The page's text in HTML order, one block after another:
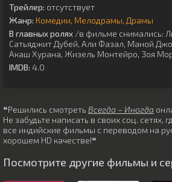
Трейлер: отсутствует
Жанр: Комедии Мелодрамы Драмы
В главных ролях /в фильме снимались:
Сатьяджит Дубей, Али Фазал, Маной
Акаш Хурана, Жизель Монтейро, Зоя
IMDB: 4.0
❝Решились смотреть Всегда – Иногда
Не забудьте написать в своих соц. сетях,
все индийские фильмы с переводом на
хорошем HD качестве!❝
Посмотрите другие фильмы и